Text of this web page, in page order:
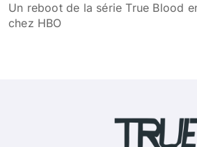
Un reboot de la série True Blood
chez HBO